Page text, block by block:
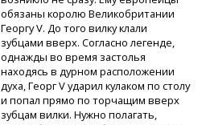
обязаны королю Великобритании
Георгу V. До того вилку клали
зубцами вверх. Согласно легенде,
однажды во время застолья
находясь в дурном расположении
духа, Георг V ударил кулаком по столу
и попал прямо по торчащим вверх
зубцам вилки. Нужно полагать,